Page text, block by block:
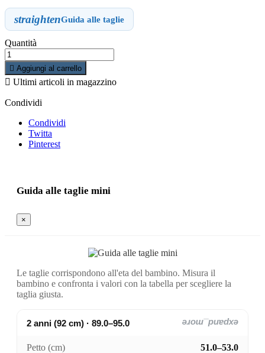
straightenGuida alle taglie
Quantità
 Aggiungi al carrello
 Ultimi articoli in magazzino
Condividi
Condividi
Twitta
Pinterest
Guida alle taglie mini
×
Le taglie corrispondono all'eta del bambino. Misura il
bambino e confronta i valori con la tabella per scegliere la
taglia giusta.
2 anni (92 cm) · 89.0–95.0 expand_more
Petto (cm)
51.0–53.0